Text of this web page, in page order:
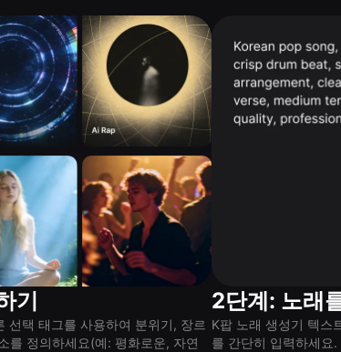
기
선택 태그를 사용하여 분위기, 장르
를 정의하세요(예: 평화로운, 자연
2단계: 노래
K팝 노래 생성기 텍스
를 간단히 입력하세요